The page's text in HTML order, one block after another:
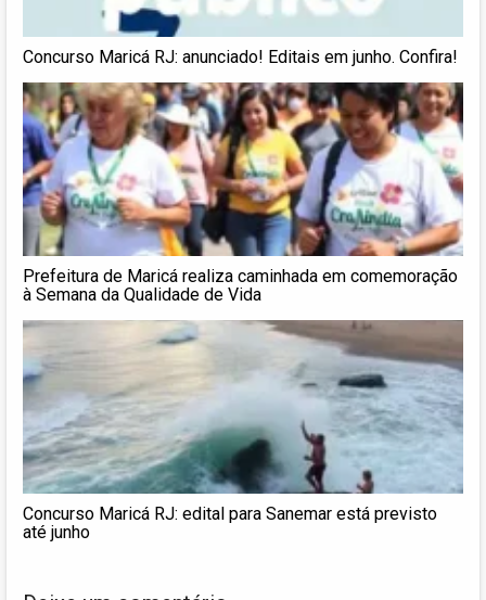
Concurso Maricá RJ: anunciado! Editais em junho. Confira!
Prefeitura de Maricá realiza caminhada em comemoração
à Semana da Qualidade de Vida
Concurso Maricá RJ: edital para Sanemar está previsto
até junho